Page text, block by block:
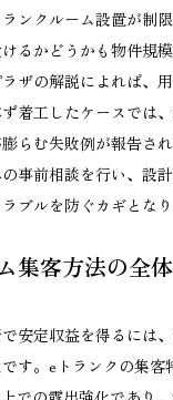
ンクルーム設置が制限
るかどうかも物件規
ザの解説によれば、
着工したケースでは
らむ失敗例が報告さ
事前相談を行い、設
ブルを防ぐカギとなり
集客方法の全
安定収益を得るには
す。eトランクの集客